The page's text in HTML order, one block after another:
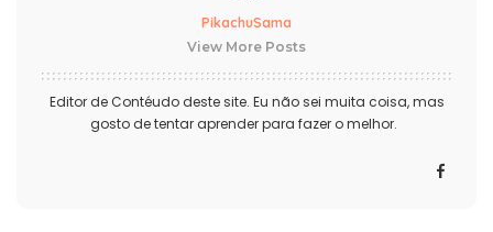
PikachuSama
View More Posts
Editor de Contéudo deste site. Eu não sei muita coisa, mas
gosto de tentar aprender para fazer o melhor.